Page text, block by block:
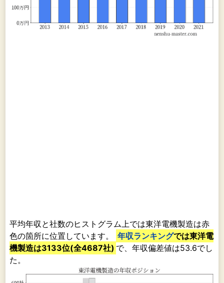
平均年収と社数のヒストグラム上では東洋電機製造は赤
色の箇所に位置しています。
年収ランキングでは東洋電
機製造は3133位(全4687社) で、年収偏差値は53.6でし
た。